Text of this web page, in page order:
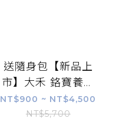
送隨身包【新品上
市】大禾 鉻寶養素
無加糖1710公克/罐
｜燕麥口味、奶素
NT$900 ~ NT$4,500
NT$5,700